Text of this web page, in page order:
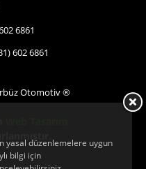
yasal düzenlemelere uygun
bilgi için
6861
602 6861
Otomotiv ®